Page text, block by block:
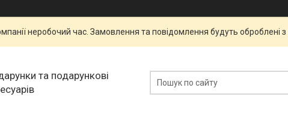
неробочий час. Замовлення та повідомлення будуть оброблені
та подарункові